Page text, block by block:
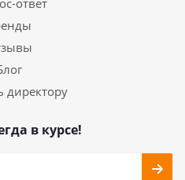
ответ
директору
в курсе!